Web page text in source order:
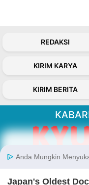
REDAKSI
KIRIM KARYA
KIRIM BERITA